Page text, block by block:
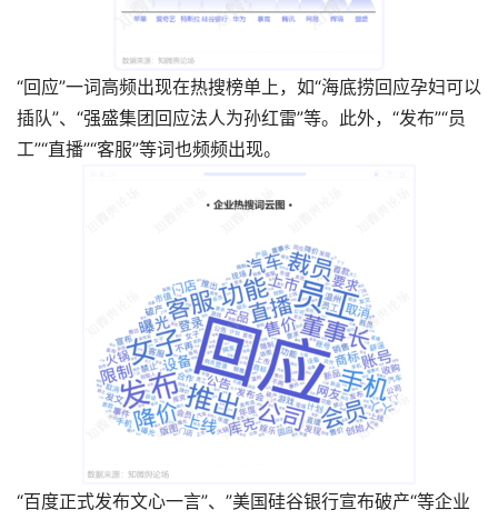
“回应”一词高频出现在热搜榜单上，如“海底捞回应孕妇可以
插队”、“强盛集团回应法人为孙红雷”等。此外，“发布”“员
工”“直播”“客服”等词也频频出现。
“百度正式发布文心一言”、”美国硅谷银行宣布破产“等企业